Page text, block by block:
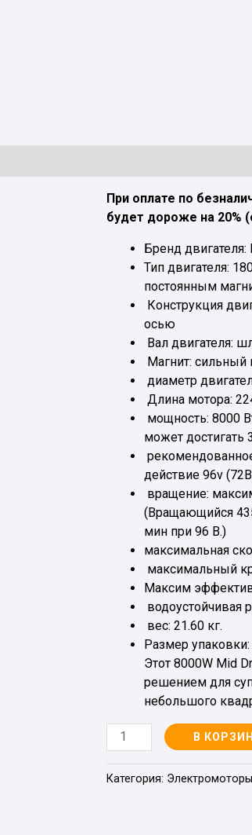
При оплате по
будет дороже на 20%
Бренд двигателя:
Тип двигателя:
постоянным
Конструкция
осью
Вал двигателя:
Магнит: сильный
диаметр
Длина мотора:
мощность: 8000
может достигать
действие 96v
вращение:
(Вращающийся
мин при 96 В.)
максимальная
максимальный
Максим
водоустойчивая
вес: 21.60 кг.
Размер
Этот 8000W Mid
решением для
небольшого
Количество В
Категория: Электромоторы